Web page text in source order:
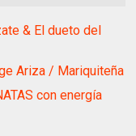
& El dueto del
Ariza / Mariquiteña
con energía